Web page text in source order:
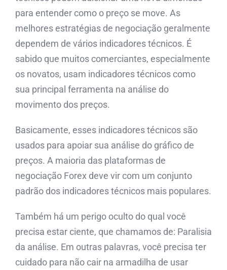
para entender como o preço se move. As
melhores estratégias de negociação geralmente
dependem de vários indicadores técnicos. É
sabido que muitos comerciantes, especialmente
os novatos, usam indicadores técnicos como
sua principal ferramenta na análise do
movimento dos preços.
Basicamente, esses indicadores técnicos são
usados ​​para apoiar sua análise do gráfico de
preços. A maioria das plataformas de
negociação Forex deve vir com um conjunto
padrão dos indicadores técnicos mais populares.
Também há um perigo oculto do qual você
precisa estar ciente, que chamamos de: Paralisia
da análise. Em outras palavras, você precisa ter
cuidado para não cair na armadilha de usar